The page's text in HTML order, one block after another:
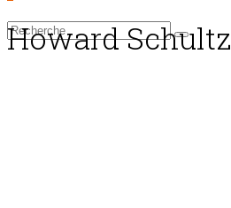
Rechercher :
Howard Schultz